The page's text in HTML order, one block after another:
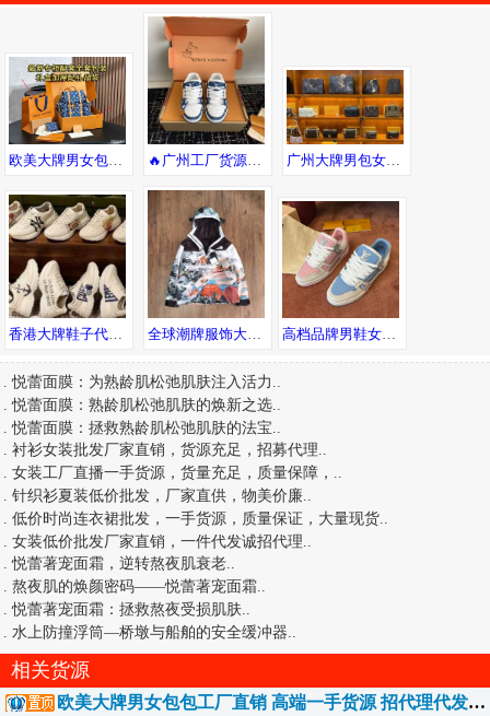
欧美大牌男女包包工厂直销 高端一手货源 招代理代发包邮 可发海外 🔥广州工厂货源！支持一件代发😎，可自取，广州市内可送货上门 广州大牌男包女包手表工厂 高品质 诚招微商代理 一件代发
香港大牌鞋子代工厂 专柜同步更新 支持一件代发 全球潮牌服饰大牌男装一手货源，一件代发，随意退换 高档品牌男鞋女鞋新款广州工厂直销 支持退换 代发包邮 诚招代理
.悦蕾面膜：为熟龄肌松弛肌肤注入活力
.悦蕾面膜：熟龄肌松弛肌肤的焕新之选
.悦蕾面膜：拯救熟龄肌松弛肌肤的法宝
.衬衫女装批发厂家直销，货源充足，招募代理..
.女装工厂直播一手货源，货量充足，质量保障， ..
.针织衫夏装低价批发，厂家直供，物美价廉
.低价时尚连衣裙批发，一手货源，质量保证，大量现货
.女装低价批发厂家直销，一件代发诚招代理
.悦蕾著宠面霜，逆转熬夜肌衰老..
.熬夜肌的焕颜密码——悦蕾著宠面霜..
.悦蕾著宠面霜：拯救熬夜受损肌肤
.水上防撞浮筒—桥墩与船舶的安全缓冲器
相关货源
欧美大牌男女包包工厂直销 高端一手货源 招代理代发包邮 可发海外